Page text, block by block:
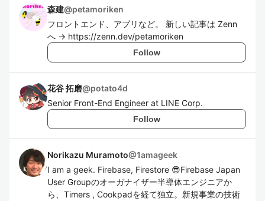
森建@petamoriken
フロントエンド、アプリなど。 新しい記事は Zenn
へ → https://zenn.dev/petamoriken
Follow
花谷 拓磨@potato4d
Senior Front-End Engineer at LINE Corp.
Follow
Norikazu Muramoto@1amageek
I am a geek. Firebase, Firestore 😎Firebase Japan
User Groupのオーガナイザー半導体エンジニアか
ら、Timers , Cookpadを経て独立。新規事業の技術